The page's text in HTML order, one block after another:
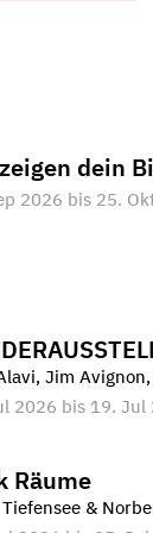
dein
2026 bis 25.
Jim
2026 bis 19. Jul
Räume
&